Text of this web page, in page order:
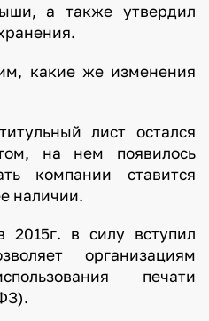
а также утвердил
какие же изменения
лист остался
на нем появилось
компании ставится
наличии.
в силу вступил
организациям
печати